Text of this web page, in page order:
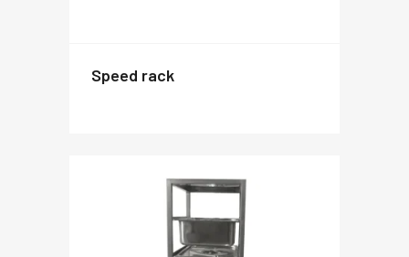
speed rack